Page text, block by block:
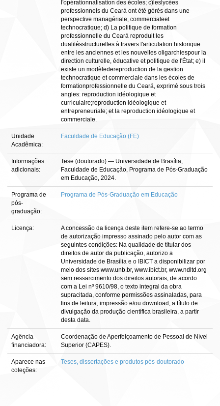
l'opérationnalisation des écoles; c)leslycées
professionnels du Ceará ont été gérés dans une
perspective managériale, commercialeet
technocratique; d) La politique de formation
professionnelle du Ceará reproduit les
dualitésstructurelles à travers l'articulation historique
entre les anciennes et les nouvelles oligarchiespour la
direction culturelle, éducative et politique de l'État; e) il
existe un modèledereproduction de la gestion
technocratique et commerciale dans les écoles de
formationprofessionnelle du Ceará, exprimé sous trois
angles: reproduction idéologique et
curriculaire;reproduction idéologique et
entrepreneuriale; et la reproduction idéologique et
commerciale.
Unidade
Acadêmica:
Faculdade de Educação (FE)
Informações
adicionais:
Tese (doutorado) — Universidade de Brasília,
Faculdade de Educação, Programa de Pós-Graduação
em Educação, 2024.
Programa de
pós-
graduação:
Programa de Pós-Graduação em Educação
Licença:
A concessão da licença deste item refere-se ao termo
de autorização impresso assinado pelo autor com as
seguintes condições: Na qualidade de titular dos
direitos de autor da publicação, autorizo a
Universidade de Brasília e o IBICT a disponibilizar por
meio dos sites www.unb.br, www.ibict.br, www.ndltd.org
sem ressarcimento dos direitos autorais, de acordo
com a Lei nº 9610/98, o texto integral da obra
supracitada, conforme permissões assinaladas, para
fins de leitura, impressão e/ou download, a título de
divulgação da produção científica brasileira, a partir
desta data.
Agência
financiadora:
Coordenação de Aperfeiçoamento de Pessoal de Nível
Superior (CAPES).
Aparece nas
coleções:
Teses, dissertações e produtos pós-doutorado